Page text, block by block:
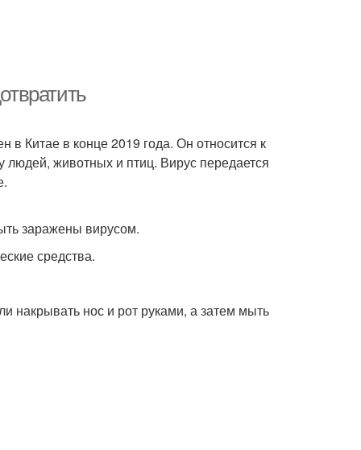
Китае в конце 2019 года. Он относится к
людей, животных и птиц. Вирус передается
заражены вирусом.
средства.
накрывать нос и рот руками, а затем мыть